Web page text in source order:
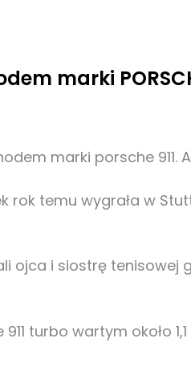
marki
marki porsche 911.
rok temu wygrała w
ojca i siostrę tenisowej
turbo wartym około